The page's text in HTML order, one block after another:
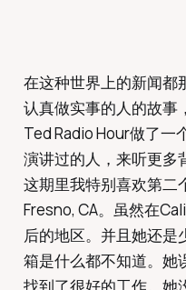
在这种世界上的新闻都
认真做实事的人的故事
Ted Radio Hour做了一
演讲过的人，来听更多
这期里我特别喜欢第二
Fresno, CA。虽然在
后的地区。并且她还是
箱是什么都不知道。她